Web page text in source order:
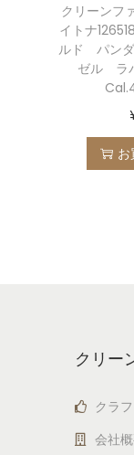
クリーンフ
イトナ
ルド パン
ゼル ラ
クリー
クラ
会社